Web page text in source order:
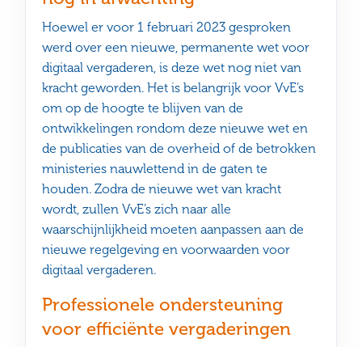
Hoewel er voor 1 februari 2023 gesproken
werd over een nieuwe, permanente wet voor
digitaal vergaderen, is deze wet nog niet van
kracht geworden. Het is belangrijk voor VvE’s
om op de hoogte te blijven van de
ontwikkelingen rondom deze nieuwe wet en
de publicaties van de overheid of de betrokken
ministeries nauwlettend in de gaten te
houden. Zodra de nieuwe wet van kracht
wordt, zullen VvE’s zich naar alle
waarschijnlijkheid moeten aanpassen aan de
nieuwe regelgeving en voorwaarden voor
digitaal vergaderen.
Professionele ondersteuning
voor efficiënte vergaderingen